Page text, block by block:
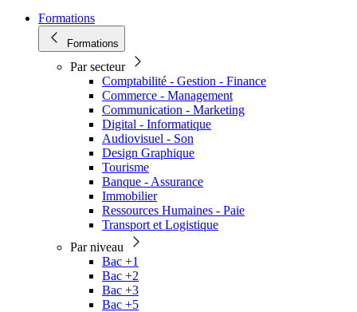
Formations
Formations
Par secteur
Comptabilité - Gestion - Finance
Commerce - Management
Communication - Marketing
Digital - Informatique
Audiovisuel - Son
Design Graphique
Tourisme
Banque - Assurance
Immobilier
Ressources Humaines - Paie
Transport et Logistique
Par niveau
Bac +1
Bac +2
Bac +3
Bac +5